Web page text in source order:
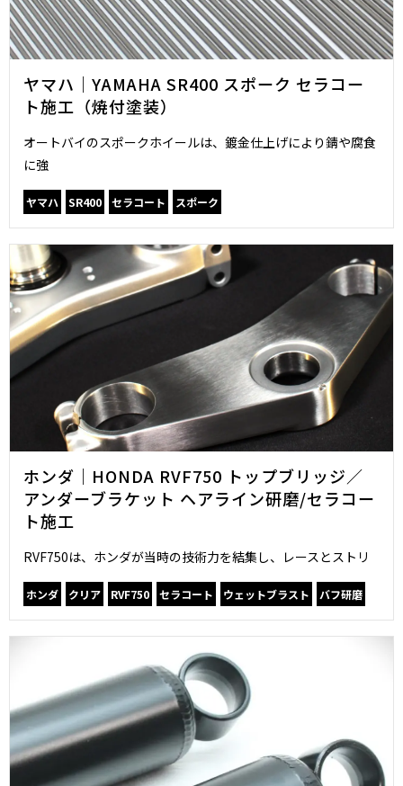
ヤマハ｜YAMAHA SR400 スポーク セラコー
ト施工（焼付塗装）
オートバイのスポークホイールは、鍍金仕上げにより錆や腐食
に強
ヤマハ SR400 セラコート スポーク
ホンダ｜HONDA RVF750 トップブリッジ／
アンダーブラケット ヘアライン研磨/セラコー
ト施工
RVF750は、ホンダが当時の技術力を結集し、レースとストリ
ホンダ クリア RVF750 セラコート ウェットブラスト バフ研磨